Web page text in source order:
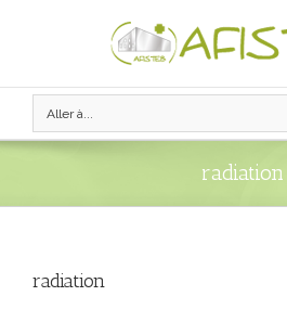
Aller à...
radiation
radiation